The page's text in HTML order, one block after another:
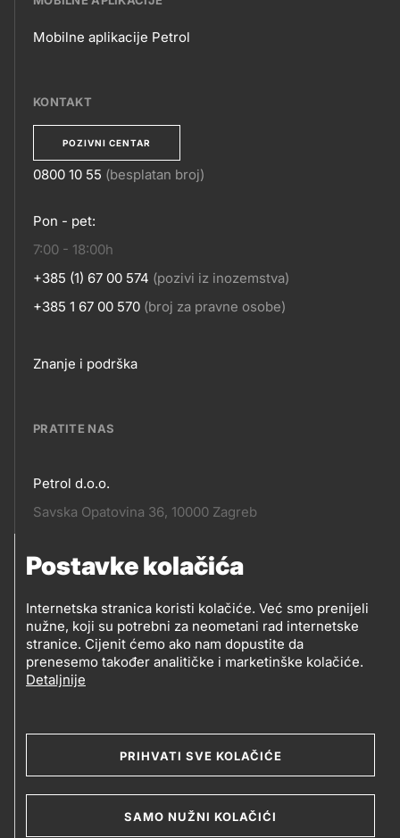
Postavke kolačića
Internetska stranica koristi kolačiće. Već smo prenijeli
nužne, koji su potrebni za neometani rad internetske
stranice. Cijenit ćemo ako nam dopustite da
prenesemo također analitičke i marketinške kolačiće.
Detaljnije
PRIHVATI SVE KOLAČIĆE
SAMO NUŽNI KOLAČIĆI
APLIKACIJE
Mobilne aplikacije Petrol
KONTAKT
POZIVNI CENTAR
KONTAKT
0800 10 55 (besplatan broj)
Pon - pet:
7:00 - 18:00h
+385 (1) 67 00 574 (pozivi iz inozemstva)
+385 1 67 00 570 (broj za pravne osobe)
Footer
Znanje i podrška
PRATITE NAS
Pratite
Petrol d.o.o.
Savska Opatovina 36, 10000 Zagreb
Pratite
nas
Social
media
PRATITE PETROL NA
2019-2026 Petrol d.o.o. i Petrol d.d., Ljubljana
Kolačići
Opći uvjeti poslovanja